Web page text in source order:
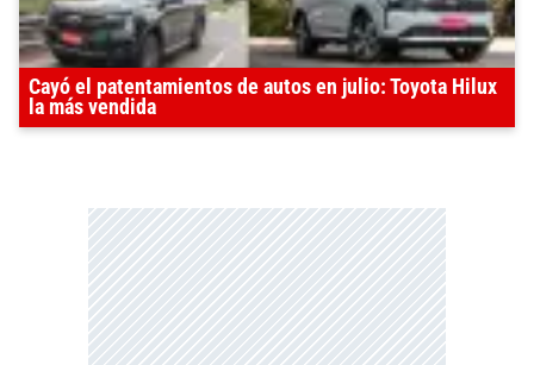
Cayó el patentamientos de autos en julio: Toyota Hilux
la más vendida